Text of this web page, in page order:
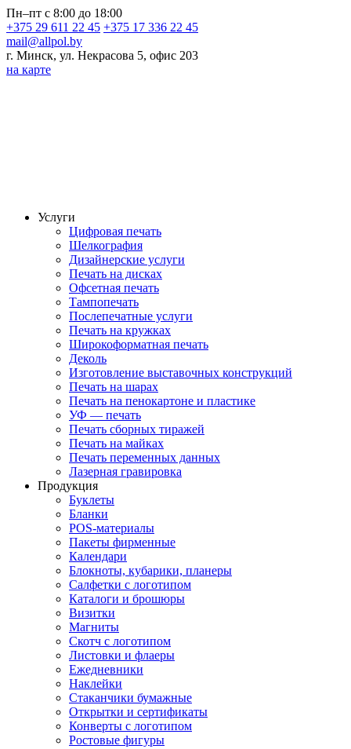
Пн–пт с 8:00 до 18:00
+375 29 611 22 45 +375 17 336 22 45
mail@allpol.by
г. Минск, ул. Некрасова 5, офис 203
на карте
Услуги
Цифровая печать
Шелкография
Дизайнерские услуги
Печать на дисках
Офсетная печать
Тампопечать
Послепечатные услуги
Печать на кружках
Широкоформатная печать
Деколь
Изготовление выставочных конструкций
Печать на шарах
Печать на пенокартоне и пластике
УФ — печать
Печать сборных тиражей
Печать на майках
Печать переменных данных
Лазерная гравировка
Продукция
Буклеты
Бланки
POS-материалы
Пакеты фирменные
Календари
Блокноты, кубарики, планеры
Салфетки с логотипом
Каталоги и брошюры
Визитки
Магниты
Скотч с логотипом
Листовки и флаеры
Ежедневники
Наклейки
Стаканчики бумажные
Открытки и сертификаты
Конверты с логотипом
Ростовые фигуры